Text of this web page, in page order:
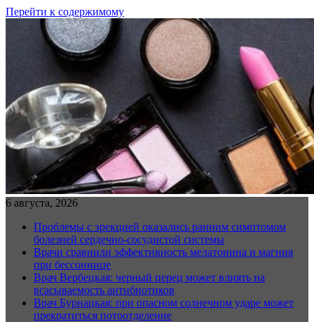
Перейти к содержимому
6 августа, 2026
Проблемы с эрекцией оказались ранним симптомом
болезней сердечно-сосудистой системы
Врачи сравнили эффективность мелатонина и магния
при бессоннице
Врач Вербецкая: черный перец может влиять на
всасываемость антибиотиков
Врач Бурнацкая: при опасном солнечном ударе может
прекратиться потоотделение